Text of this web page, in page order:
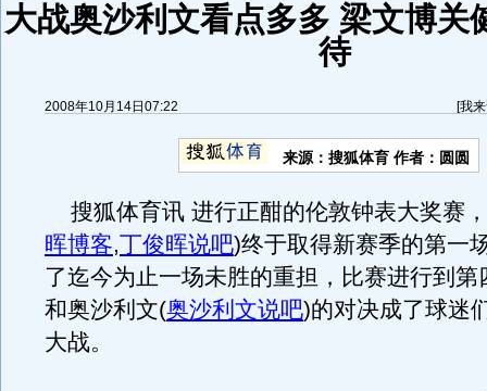
大战奥沙利文看点多多 梁文博关
待
2008年10月14日07:22 [我
来源：搜狐体育 作者：圆圆
搜狐体育讯 进行正酣的伦敦钟表大奖赛
晖博客,丁俊晖说吧)终于取得新赛季的第一
了迄今为止一场未胜的重担，比赛进行到第
和奥沙利文(奥沙利文说吧)的对决成了球迷
大战。